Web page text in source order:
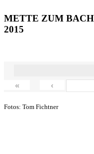
METTE ZUM
2015
« ‹
Fotos: Tom Fichtner